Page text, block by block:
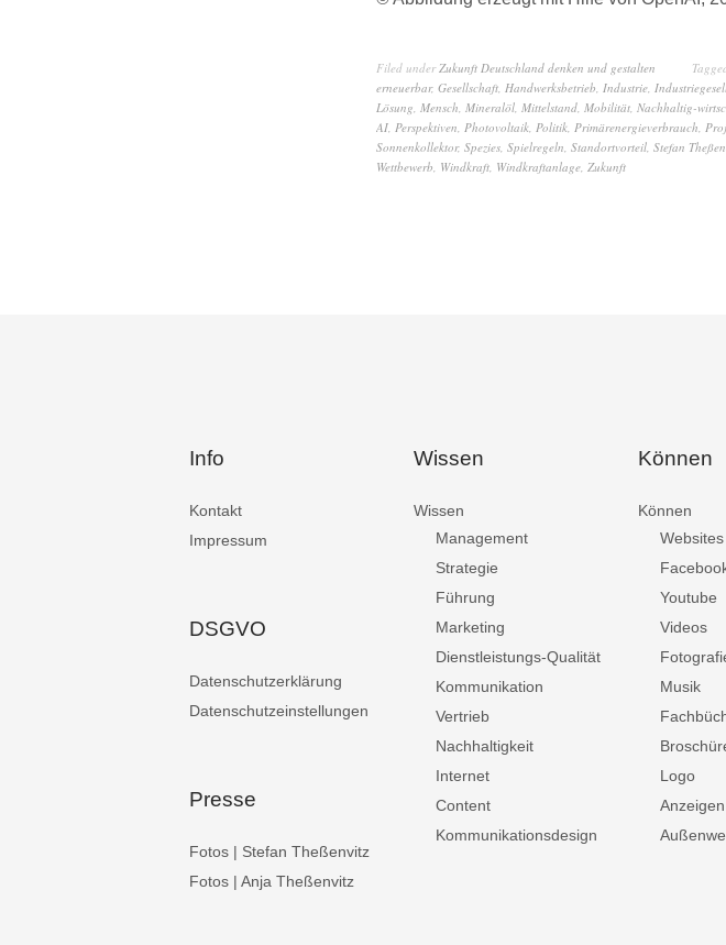
Filed underZukunft Deutschland denken und gestalten
erneuerbar, Gesellschaft, Handwerksbetrieb, Industrie,
Lösung, Mensch, Mineralöl, Mittelstand, Mobilität, Nachhaltig-
AI, Perspektiven, Photovoltaik, Politik, Primärenergieverbrauch,
Sonnenkollektor, Spezies, Spielregeln, Standortvorteil, Stefan
Wettbewerb, Windkraft, Windkraftanlage, Zukunft
Info
Kontakt
Impressum
DSGVO
Datenschutzerklärung
Datenschutzeinstellungen
Presse
Fotos | Stefan Theßenvitz
Fotos | Anja Theßenvitz
Wissen
Wissen
Management
Strategie
Führung
Marketing
Dienstleistungs-Qualität
Kommunikation
Vertrieb
Nachhaltigkeit
Internet
Content
Kommunikationsdesign
Können
Können
Websites
Youtube
Videos
Musik
Logo
Anzeigen